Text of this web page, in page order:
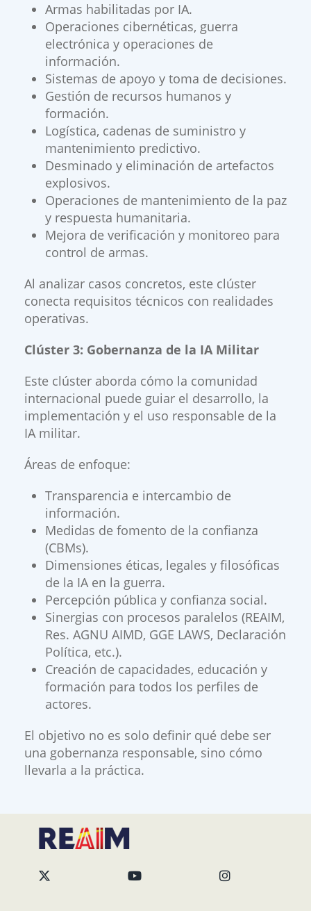
Armas habilitadas por IA.
Operaciones cibernéticas, guerra
electrónica y operaciones de
información.
Sistemas de apoyo y toma de decisiones.
Gestión de recursos humanos y
formación.
Logística, cadenas de suministro y
mantenimiento predictivo.
Desminado y eliminación de artefactos
explosivos.
Operaciones de mantenimiento de la paz
y respuesta humanitaria.
Mejora de verificación y monitoreo para
control de armas.
Al analizar casos concretos, este clúster
conecta requisitos técnicos con realidades
operativas.
​Clúster 3: Gobernanza de la IA Militar
Este clúster aborda cómo la comunidad
internacional puede guiar el desarrollo, la
implementación y el uso responsable de la
IA militar.
Áreas de enfoque:
Transparencia e intercambio de
información.
Medidas de fomento de la confianza
(CBMs).
Dimensiones éticas, legales y filosóficas
de la IA en la guerra.
Percepción pública y confianza social.
Sinergias con procesos paralelos (REAIM,
Res. AGNU AIMD, GGE LAWS, Declaración
Política, etc.).
Creación de capacidades, educación y
formación para todos los perfiles de
actores.
El objetivo no es solo definir qué debe ser
una gobernanza responsable, sino cómo
llevarla a la práctica.